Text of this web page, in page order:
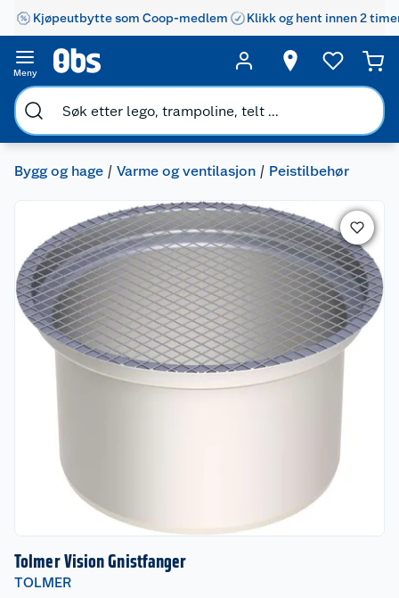
Kjøpeutbytte som Coop-medlem Klikk og hent innen 2
Meny
Bygg og hage Varme og ventilasjon Peistilbehør
Tolmer Vision Gnistfanger
TOLMER